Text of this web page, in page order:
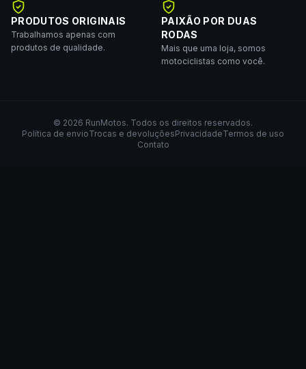
PRODUTOS ORIGINAIS
Trabalhamos apenas com
produtos de qualidade.
PAIXÃO POR DUAS
RODAS
Mais que uma loja, somos
motociclistas como você.
© 2026 RunMotos. Todos os direitos reservados.
Política de envioTrocas e devoluçõesPrivacidadeTermos de uso
Contato